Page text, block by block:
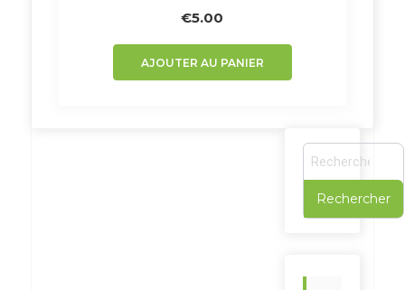
€5.00
AJOUTER AU PANIER
R